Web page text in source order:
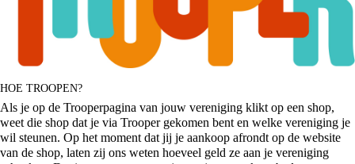
HOE TROOPEN?
Als je op de Trooperpagina van jouw vereniging klikt op een shop,
weet die shop dat je via Trooper gekomen bent en welke vereniging je
wil steunen. Op het moment dat jij je aankoop afrondt op de website
van de shop, laten zij ons weten hoeveel geld ze aan je vereniging